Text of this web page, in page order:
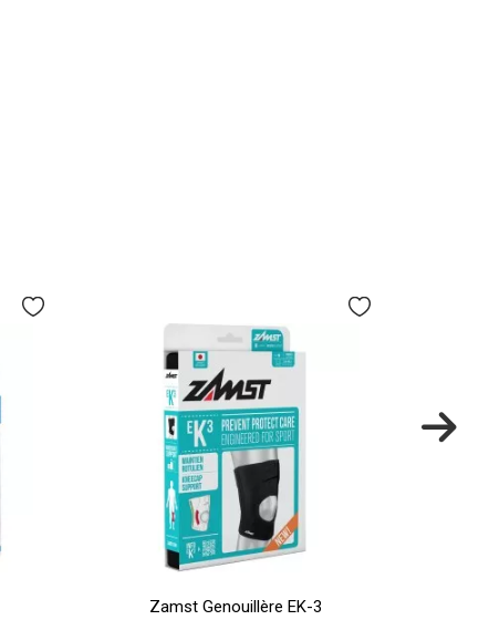
Zamst Genouillère EK-3